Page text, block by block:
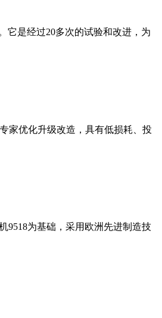
它是经过20多次的试验和改进，为
家优化升级改造，具有低损耗、投
9518为基础，采用欧洲先进制造技